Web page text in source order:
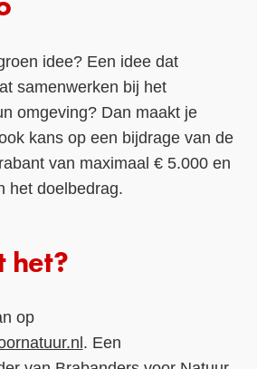
idee? Een idee dat
samenwerken bij het
omgeving? Dan maakt je
kans op een bijdrage van de
van maximaal € 5.000 en
het doelbedrag.
het?
op
. Een